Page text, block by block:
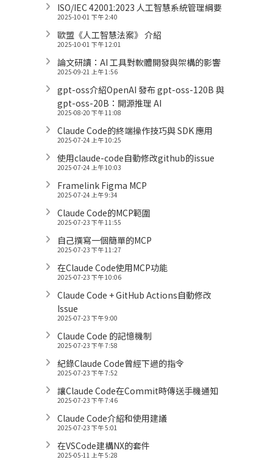
ISO/IEC 42001:2023 人工智慧系統管理綱要
2025-10-01 下午 2:40
歐盟《人工智慧法案》 介紹
2025-10-01 下午 12:01
論文研讀：AI 工具對軟體開發與架構的影響
2025-09-21 上午 1:56
gpt-oss介紹OpenAI 發布 gpt-oss-120B 與
gpt-oss-20B：開源推理 AI
2025-08-20 下午 11:08
Claude Code的終端操作技巧與 SDK 應用
2025-07-24 上午 10:25
使用claude-code自動修改github的issue
2025-07-24 上午 10:03
Framelink Figma MCP
2025-07-24 上午 9:34
Claude Code的MCP範圍
2025-07-23 下午 11:55
自己撰寫一個簡單的MCP
2025-07-23 下午 11:27
在Claude Code使用MCP功能
2025-07-23 下午 10:06
Claude Code + GitHub Actions自動修改
Issue
2025-07-23 下午 9:00
Claude Code 的記憶機制
2025-07-23 下午 7:58
紀錄Claude Code曾經下過的指令
2025-07-23 下午 7:52
讓Claude Code在Commit時傳送手機通知
2025-07-23 下午 7:46
Claude Code介紹和使用建議
2025-07-23 下午 5:01
在VSCode建構NX的套件
2025-05-11 上午 5:28